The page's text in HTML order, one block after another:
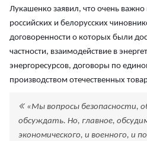
Лукашенко заявил, что очень важно
российских и белорусских
договоренности о которых были
частности, взаимодействие в
энергоресурсов, договоры по
производством отечественных
«Мы вопросы безопасности,
обсуждать. Но, главное,
экономического, и военного, и